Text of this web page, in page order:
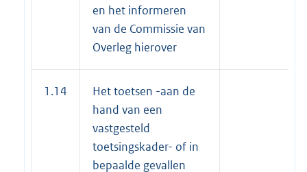
en het informeren
van de Commissie van
Overleg hierover
1.14
Het toetsen -aan de
hand van een
vastgesteld
toetsingskader- of in
bepaalde gevallen